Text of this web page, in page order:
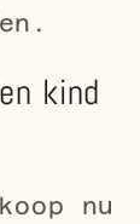
kind
nu